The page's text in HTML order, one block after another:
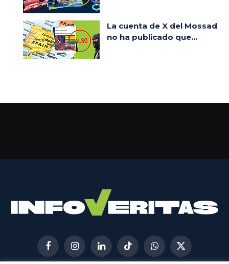
La cuenta de X del Mossad
no ha publicado que...
FacebookInstagramLinkedInTikTokWhatsApp
X
(Twitter)